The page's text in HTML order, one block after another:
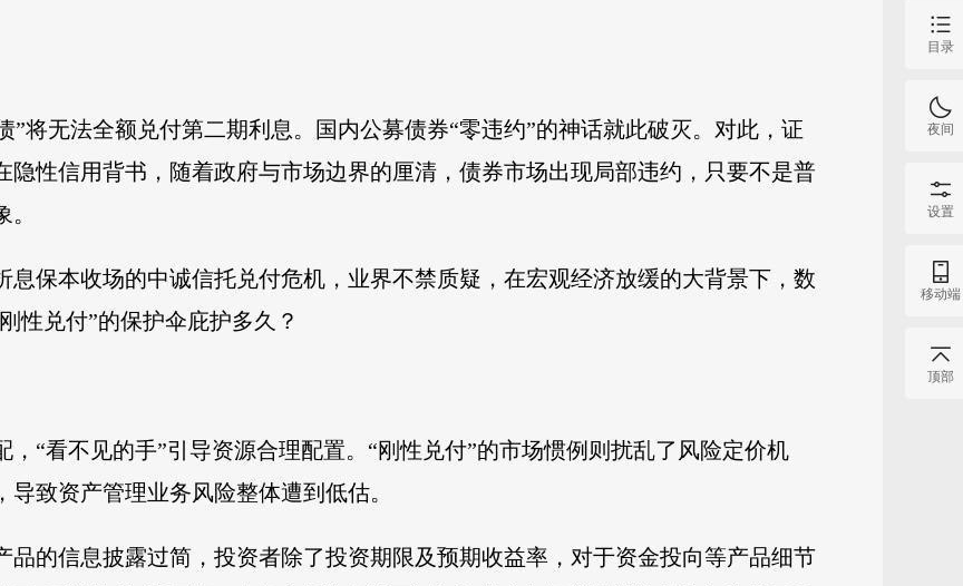
”将无法全额兑付第二期利息。国内公募债券“零违约”的神话就此破灭。对此，证
隐性信用背书，随着政府与市场边界的厘清，债券市场出现局部违约，只要不是普
息保本收场的中诚信托兑付危机，业界不禁质疑，在宏观经济放缓的大背景下，数
性兑付”的保护伞庇护多久？
“看不见的手”引导资源合理配置。“刚性兑付”的市场惯例则扰乱了风险定价机
致资产管理业务风险整体遭到低估。
品的信息披露过简，投资者除了投资期限及预期收益率，对于资金投向等产品细节
目录
夜间
设置
移动端
顶部